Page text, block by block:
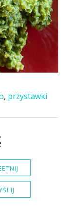
, przystawki